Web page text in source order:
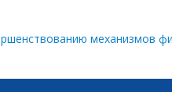
механизмов